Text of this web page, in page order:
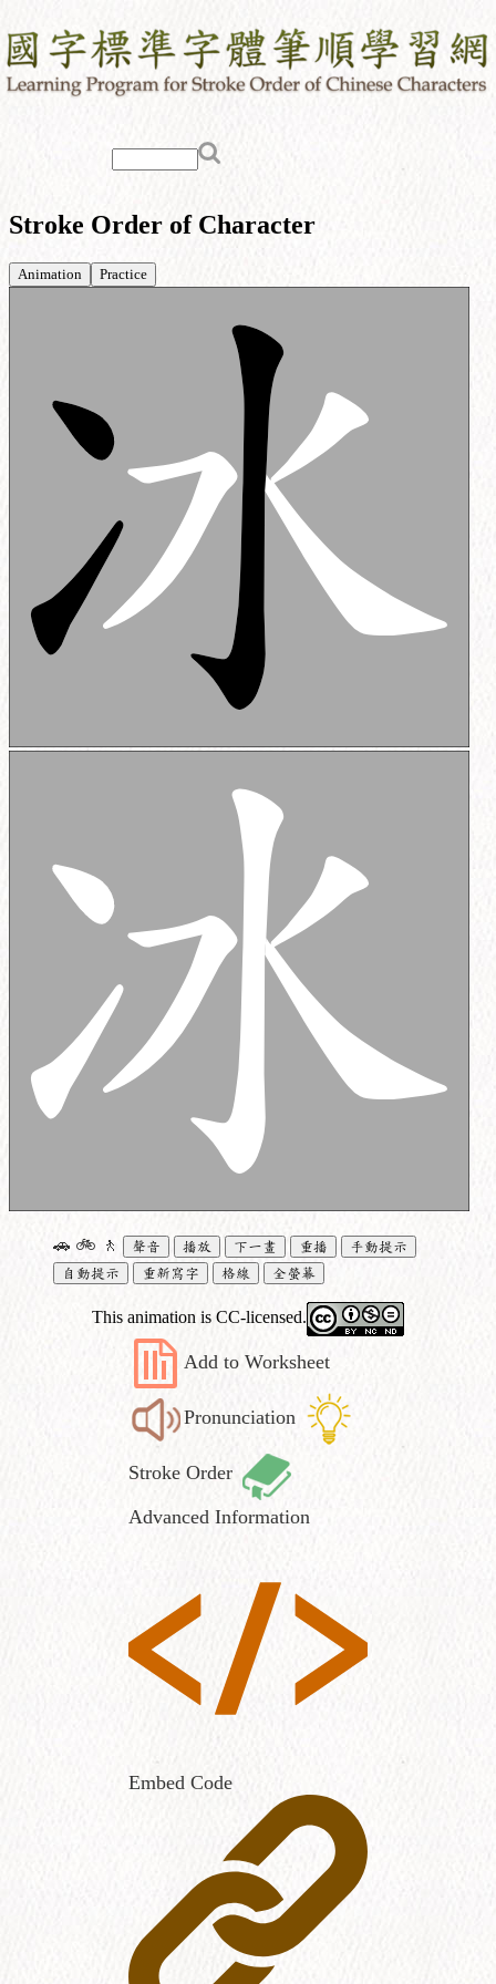
Stroke Order of Character
Animation Practice
🚗 🚲 🚶 聲音 播放 下一畫 重播
手動提示
自動提示
重新寫字 格線 全螢幕
This animation is CC-licensed.
Add to Worksheet
Pronunciation
Stroke Order
Advanced Information
Embed Code